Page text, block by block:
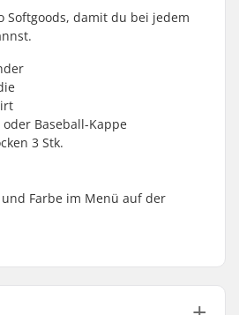
Softgoods, damit du bei jedem
oder Baseball-Kappe
3 Stk.
Farbe im Menü auf der